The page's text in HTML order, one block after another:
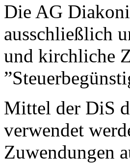
Die AG
ausschließlich
und kirchliche
Mittel der DiS
verwendet
Zuwendungen